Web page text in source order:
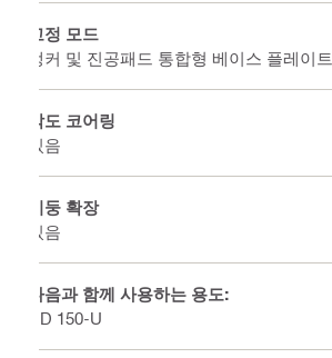
고정 모드
앵커 및 진공패드 통합형 베이스 플레이트
각도 코어링
있음
기둥 확장
있음
다음과 함께 사용하는 용도:
DD 150-U